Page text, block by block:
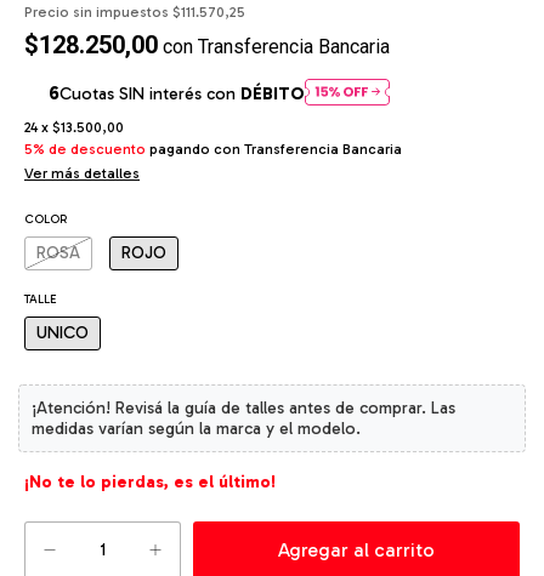
Precio sin impuestos $111.570,25
$128.250,00 con Transferencia Bancaria
Cuotas SIN interés con DÉBITO
24 x $13.500,00
5% de descuento pagando con Transferencia Bancaria
Ver más detalles
COLOR
ROSA ROJO
TALLE
UNICO
¡No te lo pierdas, es el último!